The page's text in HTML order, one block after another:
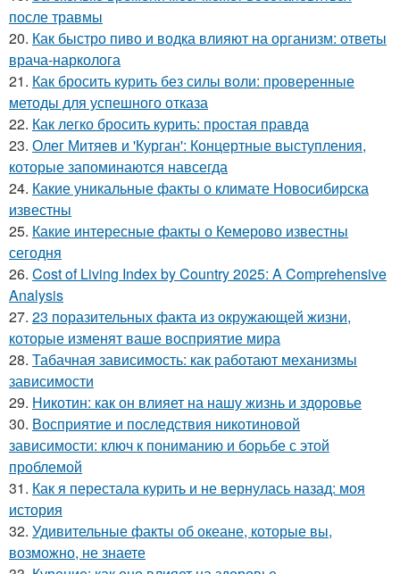
после травмы
20. Как быстро пиво и водка влияют на организм: ответы
врача-нарколога
21. Как бросить курить без силы воли: проверенные
методы для успешного отказа
22. Как легко бросить курить: простая правда
23. Олег Митяев и 'Курган': Концертные выступления,
которые запоминаются навсегда
24. Какие уникальные факты о климате Новосибирска
известны
25. Какие интересные факты о Кемерово известны
сегодня
26. Cost of Living Index by Country 2025: A Comprehensive
Analysis
27. 23 поразительных факта из окружающей жизни,
которые изменят ваше восприятие мира
28. Табачная зависимость: как работают механизмы
зависимости
29. Никотин: как он влияет на нашу жизнь и здоровье
30. Восприятие и последствия никотиновой
зависимости: ключ к пониманию и борьбе с этой
проблемой
31. Как я перестала курить и не вернулась назад: моя
история
32. Удивительные факты об океане, которые вы,
возможно, не знаете